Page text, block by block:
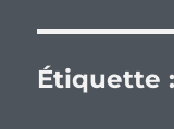
Étiquette :